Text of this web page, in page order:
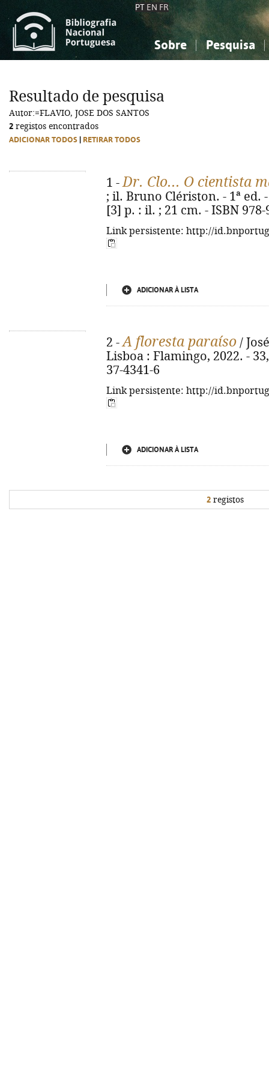
PT EN FR
Sobre Pesquisa
Ciências sociais...
Ciências sociais...
Resultado de pesquisa
Autor:=FLAVIO, JOSE DOS SANTOS
2 registos encontrados
ADICIONAR TODOS RETIRAR TODOS
1 -Dr. Clo... O cientista
; il. Bruno Clériston. - 1ª ed.
[3] p. : il. ; 21 cm. - ISBN 978-
Link persistente: http://
ADICIONAR À LISTA
2 -A floresta paraíso /
Lisboa : Flamingo, 2022. -
37-4341-6
Link persistente: http://
ADICIONAR À LISTA
2 registos